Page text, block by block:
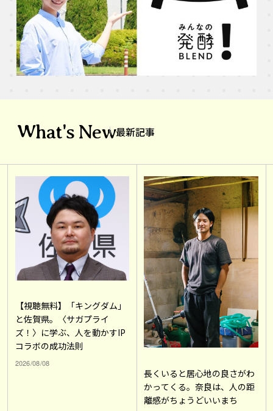
What's New最新記事
【視聴無料】「キングダム」
と佐賀県。〈サガプライ
ズ！〉に学ぶ、人を動かすIP
コラボの成功法則
2026/08/08
長くいると居心地の良さがわ
かってくる。奈良は、人の距
離感がちょうどいいまち